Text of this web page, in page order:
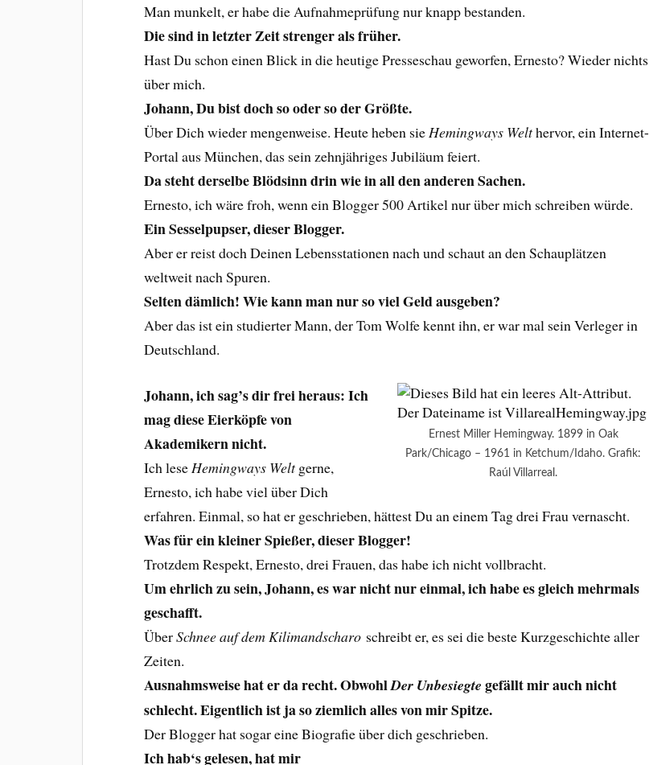
Man munkelt, er habe die Aufnahmeprüfung nur knapp bestanden.
Die sind in letzter Zeit strenger als früher.
Hast Du schon einen Blick in die heutige Presseschau geworfen, Ernesto? Wieder nichts
über mich.
Johann, Du bist doch so oder so der Größte.
Über Dich wieder mengenweise. Heute heben sieHemingways Welthervor, ein Internet-
Portal aus München, das sein zehnjähriges Jubiläum feiert.
Da steht derselbe Blödsinn drin wie in all den anderen Sachen.
Ernesto, ich wäre froh, wenn ein Blogger 500 Artikel nur über mich schreiben würde.
Ein Sesselpupser, dieser Blogger.
Aber er reist doch Deinen Lebensstationen nach und schaut an den Schauplätzen
weltweit nach Spuren.
Selten dämlich! Wie kann man nur so viel Geld ausgeben?
Aber das ist ein studierter Mann, der Tom Wolfe kennt ihn, er war mal sein Verleger in
Deutschland.
Ernest Miller Hemingway. 1899 in Oak
Park/Chicago – 1961 in Ketchum/Idaho. Grafik:
Raúl Villarreal.
Johann, ich sag’s dir frei heraus: Ich
mag diese Eierköpfe von
Akademikern nicht.
Ich lese Hemingways Weltgerne,
Ernesto, ich habe viel über Dich
erfahren. Einmal, so hat er geschrieben, hättest Du an einem Tag drei Frau vernascht.
Was für ein kleiner Spießer, dieser Blogger!
Trotzdem Respekt, Ernesto, drei Frauen, das habe ich nicht vollbracht.
Um ehrlich zu sein, Johann, es war nicht nur einmal, ich habe es gleich mehrmals
geschafft.
ÜberSchnee auf dem Kilimandscharo schreibt er, es sei die beste Kurzgeschichte aller
Zeiten.
Ausnahmsweise hat er da recht. ObwohlDer Unbesiegte gefällt mir auch nicht
schlecht. Eigentlich ist ja so ziemlich alles von mir Spitze.
Der Blogger hat sogar eine Biografie über dich geschrieben.
Ich hab‘s gelesen, hat mir